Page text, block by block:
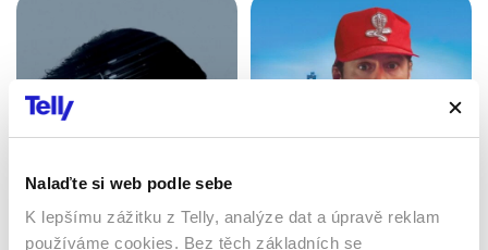
Nalaďte si web podle sebe
K lepšímu zážitku z Telly, analýze dat a úpravě reklam
používáme cookies. Bez těch základních se
Tři dny ke svobodě